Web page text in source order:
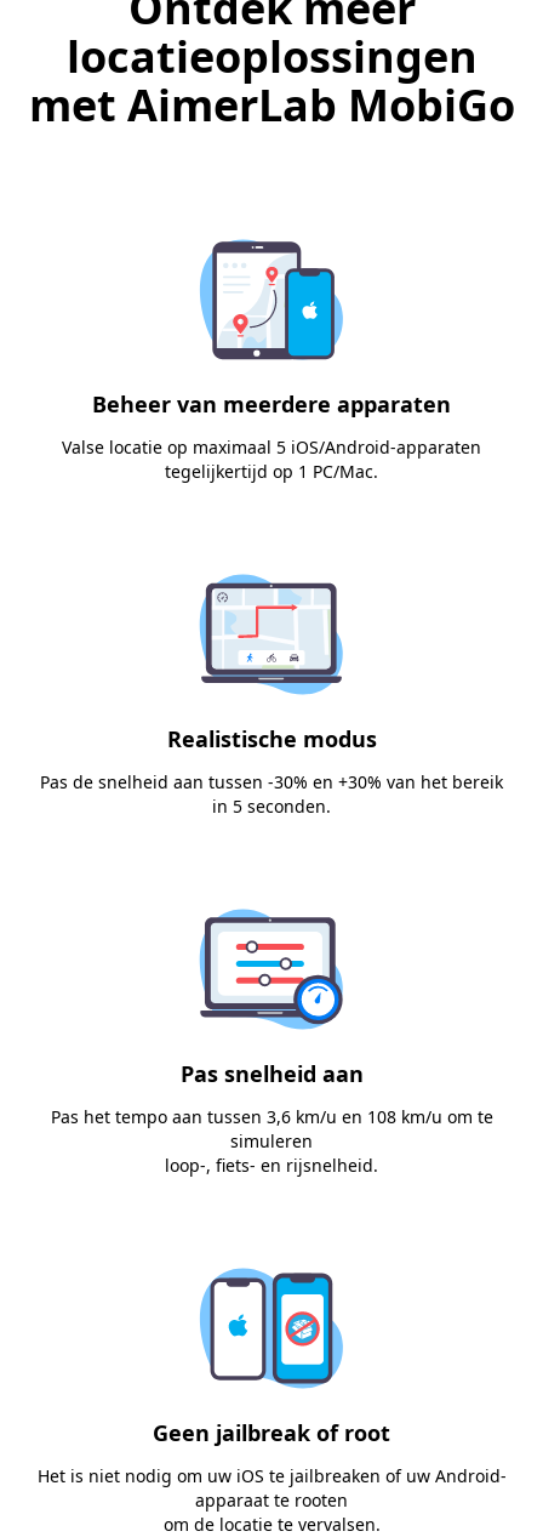
locatieoplossingen
met AimerLab MobiGo
Beheer van meerdere apparaten
Valse locatie op maximaal 5 iOS/Android-apparaten
tegelijkertijd op 1 PC/Mac.
Realistische modus
Pas de snelheid aan tussen -30% en +30% van het bereik
in 5 seconden.
Pas snelheid aan
Pas het tempo aan tussen 3,6 km/u en 108 km/u om te
simuleren
loop-, fiets- en rijsnelheid.
Geen jailbreak of root
Het is niet nodig om uw iOS te jailbreaken of uw Android-
apparaat te rooten
om de locatie te vervalsen.